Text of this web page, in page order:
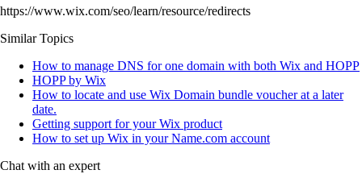
https://www.wix.com/seo/learn/resource/redirects
Similar Topics
How to manage DNS for one domain with both Wix and HOPP
HOPP by Wix
How to locate and use Wix Domain bundle voucher at a later
date.
Getting support for your Wix product
How to set up Wix in your Name.com account
Chat with an expert